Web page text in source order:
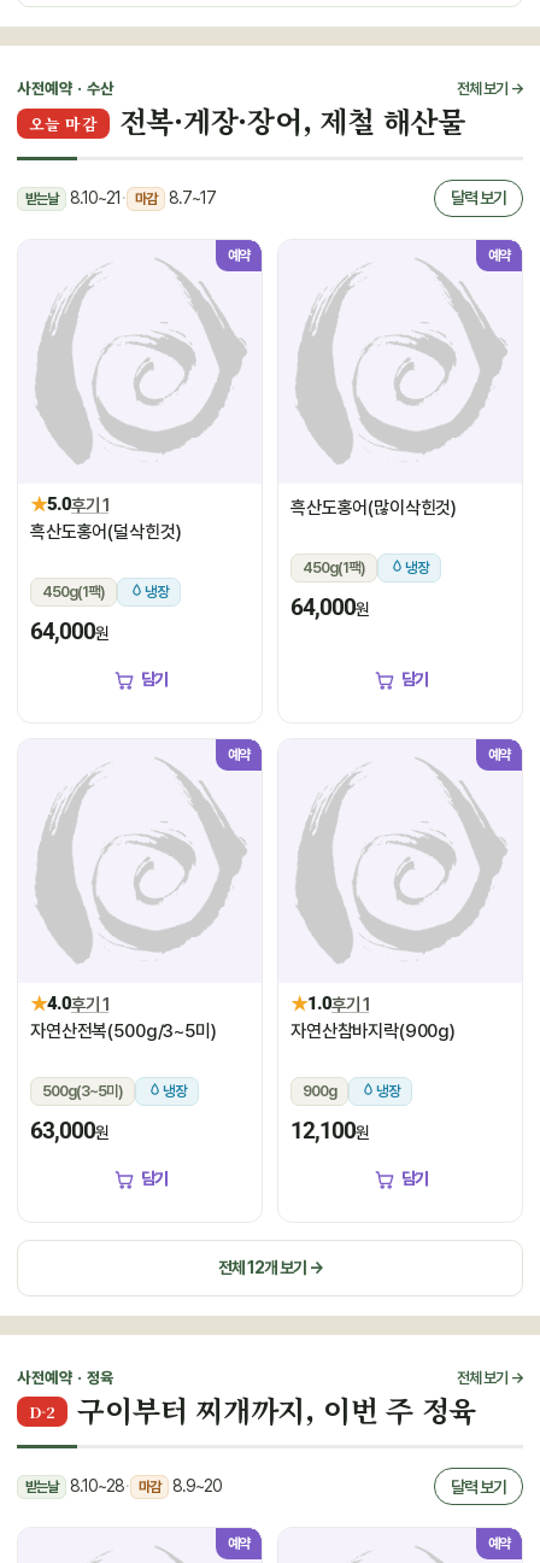
사전예약 · 수산 전체 보기 →
오늘 마감 전복·게장·장어, 제철 해산물
받는날 8.10~21 · 마감 8.7~17 달력 보기
예약
★5.0후기 1
흑산도홍어(덜삭힌것)
450g(1팩) 냉장
64,000원
담기
예약
흑산도홍어(많이삭힌것)
450g(1팩) 냉장
64,000원
담기
예약
★4.0후기 1
자연산전복(500g/3~5미)
500g(3~5미) 냉장
63,000원
담기
예약
★1.0후기 1
자연산참바지락(900g)
900g 냉장
12,100원
담기
전체 12개 보기 →
사전예약 · 정육 전체 보기 →
D-2 구이부터 찌개까지, 이번 주 정육
받는날 8.10~28· 마감 8.9~20 달력 보기
예약 예약